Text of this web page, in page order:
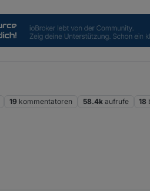
19 kommentatoren 58.4k aufrufe 18